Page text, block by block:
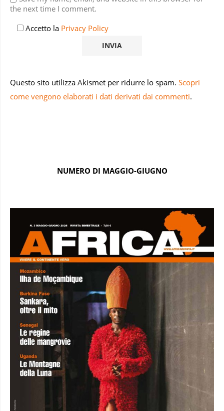
the next time I comment.
Accetto la Privacy Policy
Questo sito utilizza Akismet per ridurre lo spam. Scopri
come vengono elaborati i dati derivati dai commenti.
NUMERO DI MAGGIO-GIUGNO